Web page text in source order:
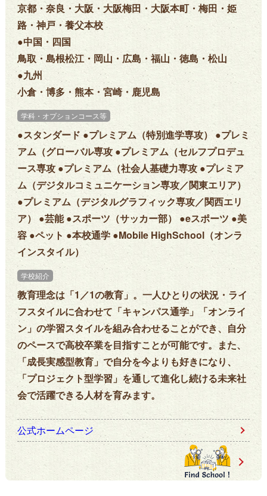
京都・奈良・大阪・大阪梅田・大阪本町・梅田・姫
路・神戸・養父本校
●中国・四国
鳥取・島根松江・岡山・広島・福山・徳島・松山
●九州
小倉・博多・熊本・宮崎・鹿児島
学科・オプションコース等
●スタンダード ●プレミアム（特別進学専攻） ●プレミ
アム（グローバル専攻 ●プレミアム（セルフプロデュ
ース専攻 ●プレミアム（社会人基礎力専攻 ●プレミア
ム（デジタルコミュニケーション専攻／関東エリア）
●プレミアム（デジタルグラフィック専攻／関西エリ
ア） ●芸能 ●スポーツ（サッカー部） ●eスポーツ ●美
容 ●ペット ●本校通学 ●Mobile HighSchool（オンラ
インスタイル）
学校紹介
教育理念は「1／1の教育」。一人ひとりの状況・ライ
フスタイルに合わせて「キャンパス通学」「オンライ
ン」の学習スタイルを組み合わせることができ、自分
のペースで高校卒業を目指すことが可能です。また、
「成長実感型教育」で自分を今よりも好きになり、
「プロジェクト型学習」を通して進化し続ける未来社
会で活躍できる人材を育みます。
公式ホームページ